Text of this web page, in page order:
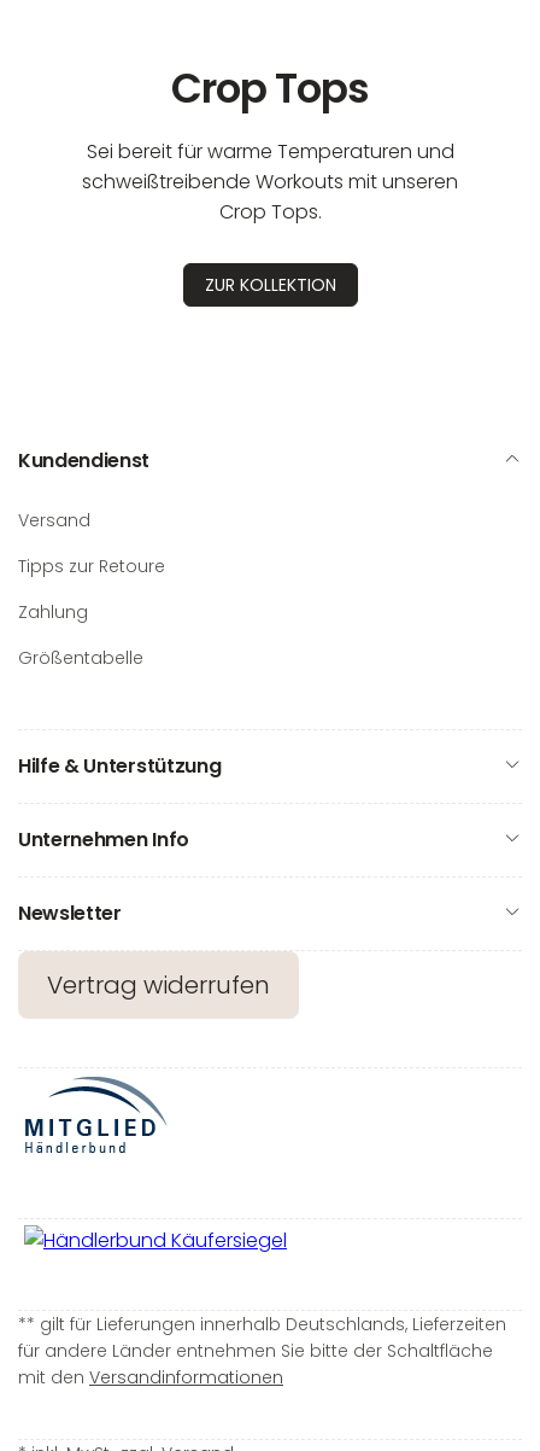
Crop Tops
Sei bereit für warme Temperaturen und
schweißtreibende Workouts mit unseren
Crop Tops.
ZUR KOLLEKTION
Kundendienst
Versand
Tipps zur Retoure
Zahlung
Größentabelle
Hilfe & Unterstützung
Unternehmen Info
Newsletter
Vertrag widerrufen
** gilt für Lieferungen innerhalb Deutschlands, Lieferzeiten
für andere Länder entnehmen Sie bitte der Schaltfläche
mit den Versandinformationen